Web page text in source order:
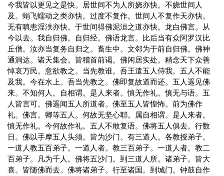
今我皆以更见之是快。居世间不为人所娆亦快。不娆世间人
及。蜎飞蠕动之类亦快。过度不复作。世间人不复作天亦快。
无有嗔恚淫泆亦快。于世间得佛泥洹之道亦快。龙白佛言。从
今以去。我自归佛。自归经。佛语龙言。比后当有众阿罗汉比
丘僧。汝亦当复务自归之。畜生中。文邻为于前自归佛。佛神
通洞达。诸天集会。皆稽首前谒。佛闲居实处。精念天下众善
悼哀万民。意欲教之。当先教谁。吾王遣五人侍我。五人不能
及我。今在水上。吾当先教之。佛即复故道而还。五人遥见佛
来。不知何人。自相谓。是人来者。慎无作礼。慎无与语。五
人皆言可。佛遥闻五人所道者。佛至五人皆惶怖。前为佛作
礼。佛言。卿等五人。何故无坚心耶。属自相谓。是人来者。
慎无作礼。今何故作礼。五人不敢复语。佛将五人俱去。行数
日。佛以手摩五人头须。皆为沙门。有三道人。各教授弟子。
一道人教五百弟子。一道人者。教三百弟子。一道人者。教二
百弟子。凡为千人。佛将五沙门。到三道人所。诸弟子。皆大
喜。皆随佛而去。佛将诸弟子。行至诸国。到城门。钟鼓自作